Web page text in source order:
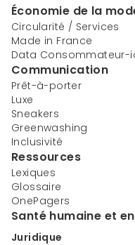
Économie de la
Circularité / Services
Made in France
Data Consommateur-
Communication
Prêt-à-porter
Luxe
Sneakers
Greenwashing
Inclusivité
Ressources
Lexiques
Glossaire
OnePagers
Santé humaine et
Juridique